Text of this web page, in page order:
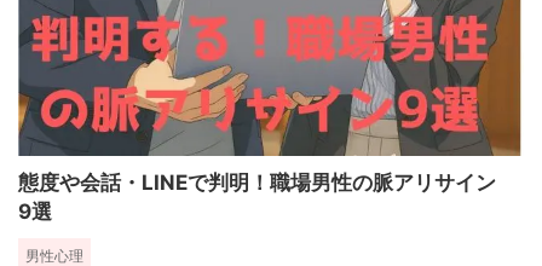
態度や会話・LINEで判明！職場男性の脈アリサイン
9選
男性心理